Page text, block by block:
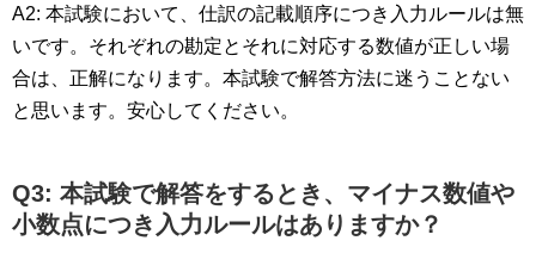
A2: 本試験において、仕訳の記載順序につき入力ルールは無
いです。それぞれの勘定とそれに対応する数値が正しい場
合は、正解になります。本試験で解答方法に迷うことない
と思います。安心してください。
Q3: 本試験で解答をするとき、マイナス数値や
小数点につき入力ルールはありますか？